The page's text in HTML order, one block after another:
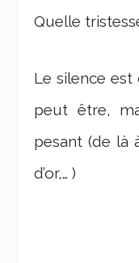
Quelle
Le silence est
peut être,
pesant (de là
d’or,… )